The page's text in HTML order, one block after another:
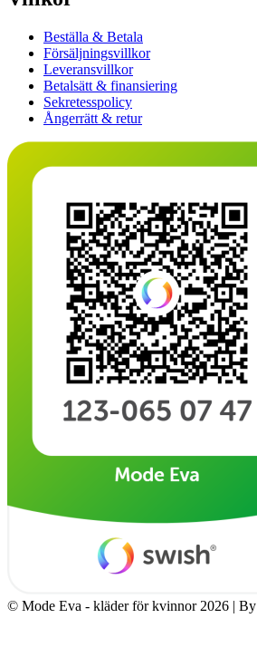
Beställa & Betala
Försäljningsvillkor
Leveransvillkor
Betalsätt & finansiering
Sekretesspolicy
Ångerrätt & retur
© Mode Eva - kläder för kvinnor 2026 | By